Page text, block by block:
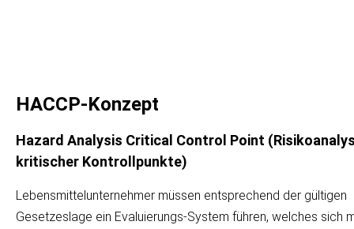
HACCP-Konzept
Hazard Analysis Critical Control Point
kritischer Kontrollpunkte)
Lebensmittelunternehmer müssen entsprechend der gültigen
Gesetzeslage ein Evaluierungs-System führen, welches sich